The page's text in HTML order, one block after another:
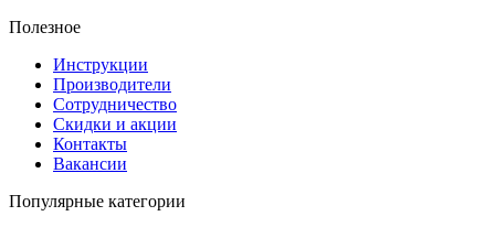
Полезное
Инструкции
Производители
Сотрудничество
Скидки и акции
Контакты
Вакансии
Популярные категории